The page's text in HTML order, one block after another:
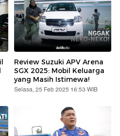
Review Suzuki APV Arena
SGX 2025: Mobil Keluarga
yang Masih Istimewa!
Selasa, 25 Feb 2025 16:53 WIB